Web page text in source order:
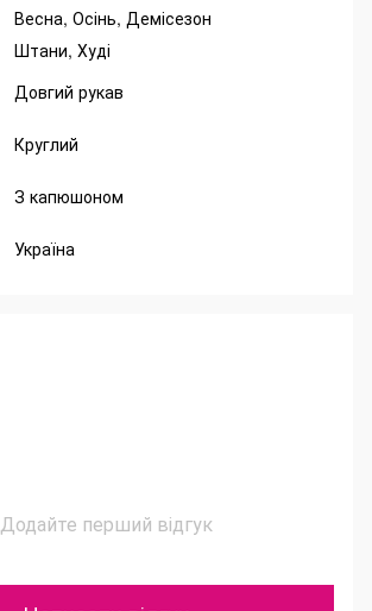
Весна, Осінь, Демісезон
Штани, Худі
Довгий рукав
Круглий
З капюшоном
Україна
Додайте перший відгук